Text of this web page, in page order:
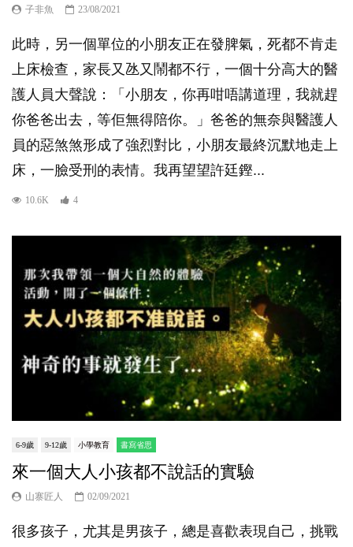
子非魚 23/08/2021
此時，另一個單位的小朋友正在發脾氣，死都不肯走
上床檢查，家長又氹又鬧都不行，一個十分高大的醫
護人員大聲說：「小朋友，你再咁唔講道理，我就趕
你爸爸出去，等佢無得陪你。」爸爸的無奈與醫護人
員的惡煞煞形成了強烈對比，小朋友最終沉默地走上
床，一臉受刑的表情。我再望望許廷鏗...
10.6K 4
6-9歲 9-12歲 小學教育 書寫省思
來一個大人小孩都不說話的實驗
山寨匠人 02/09/2021
很多孩子，尤其是男孩子，總是喜歡表現自己，挑戰